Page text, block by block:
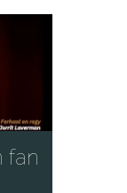
fan